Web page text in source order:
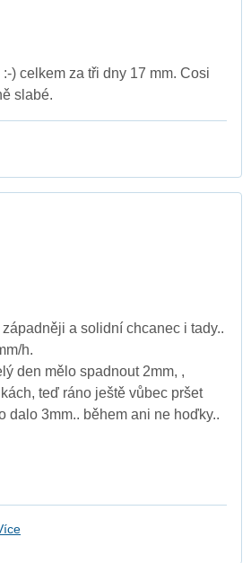
) celkem za tři dny 17 mm. Cosi
slabé.
a solidní chcanec i tady..
h.
den mělo spadnout 2mm, ,
teď ráno ještě vůbec pršet
dalo 3mm.. během ani ne hoďky..